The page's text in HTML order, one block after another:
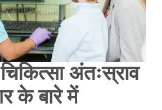
अंतःस्राव
के बारे में